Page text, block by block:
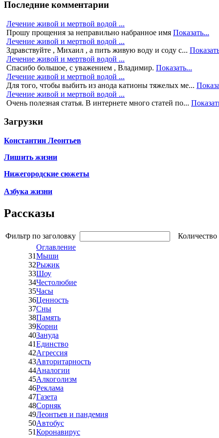
Последние комментарии
Лечение живой и мертвой водой ...
Прошу прощения за неправильно набранное имя Показать...
Лечение живой и мертвой водой ...
Здравствуйте , Михаил , а пить живую воду и соду с...
Лечение живой и мертвой водой ...
Спасибо большое, с уважением , Владимир. Показать...
Лечение живой и мертвой водой ...
Для того, чтобы выбить из анода катионы тяжелых ме...
Лечение живой и мертвой водой ...
Очень полезная статья. В интернете много статей по...
Загрузки
Константин Леонтьев
Лишить жизни
Нижегородские сюжеты
Азбука жизни
Рассказы
Фильтр по заголовку
Количество
Оглавление
31Мыши
32Рыжик
33Шоу
34Честолюбие
35Часы
36Ценность
37Сны
38Память
39Корни
40Зануда
41Единство
42Агрессия
43Авторитарность
44Аналогии
45Алкоголизм
46Реклама
47Газета
48Сорняк
49Леонтьев и пандемия
50Автобус
51Коронавирус